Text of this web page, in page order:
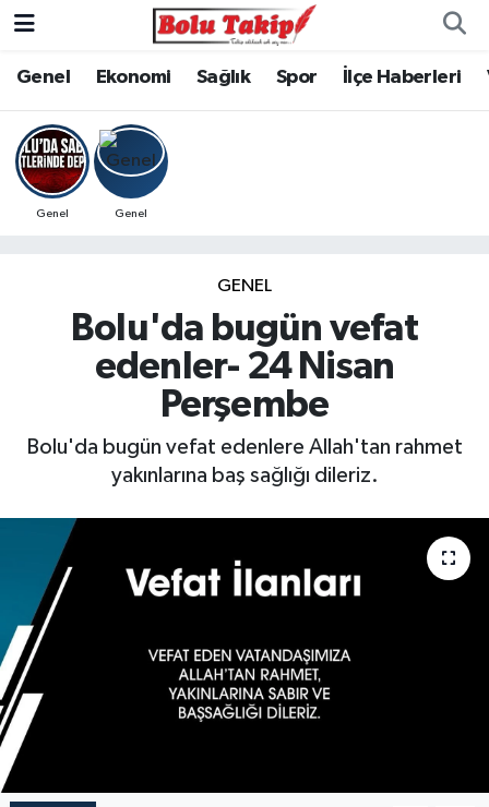
Genel Ekonomi Sağlık Spor İlçe Haberleri
Genel Genel
GENEL
Bolu'da bugün vefat
edenler- 24 Nisan
Perşembe
Bolu'da bugün vefat edenlere Allah'tan rahmet
yakınlarına baş sağlığı dileriz.